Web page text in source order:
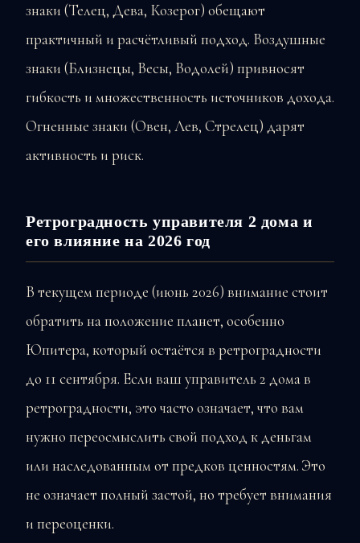
знаки (Телец, Дева, Козерог) обещают
практичный и расчётливый подход. Воздушные
знаки (Близнецы, Весы, Водолей) привносят
гибкость и множественность источников дохода.
Огненные знаки (Овен, Лев, Стрелец) дарят
активность и риск.
Ретроградность управителя 2 дома и
его влияние на 2026 год
В текущем периоде (июнь 2026) внимание стоит
обратить на положение планет, особенно
Юпитера, который остаётся в ретроградности
до 11 сентября. Если ваш управитель 2 дома в
ретроградности, это часто означает, что вам
нужно переосмыслить свой подход к деньгам
или наследованным от предков ценностям. Это
не означает полный застой, но требует внимания
и переоценки.